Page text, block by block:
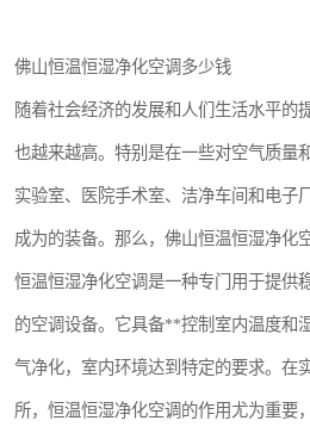
佛山恒温恒湿净化空调多少钱
随着社会经济的发展和人们生活水平的
也越来越高。特别是在一些对空气质量
实验室、医院手术室、洁净车间和电子
成为的装备。那么，佛山恒温恒湿净化
恒温恒湿净化空调是一种专门用于提供
的空调设备。它具备**控制室内温度和
气净化，室内环境达到特定的要求。在
所，恒温恒湿净化空调的作用尤为重要
生物实验室
化妆品
恒温恒湿净化空调